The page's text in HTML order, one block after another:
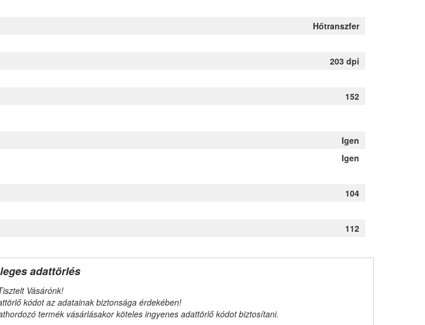
Hőtranszfer
203 dpi
152
Igen
Igen
104
112
adattörlés
Vásárónk!
kódot az adatainak biztonsága érdekében!
termék vásárlásakor köteles ingyenes adattörlő kódot biztosítani.